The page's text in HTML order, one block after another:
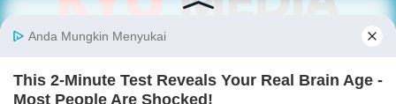
Kabarbaru.co menyajikan berita aktual dan